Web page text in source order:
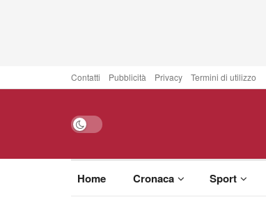
Contatti Pubblicità Privacy Termini di utilizzo
Home Cronaca Sport